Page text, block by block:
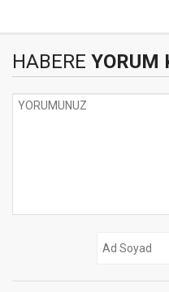
HABERE YORUM